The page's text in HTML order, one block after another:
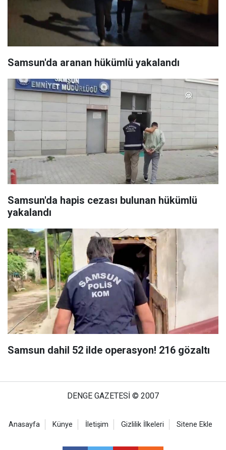
Samsun'da aranan hükümlü yakalandı
Samsun'da hapis cezası bulunan hükümlü
yakalandı
Samsun dahil 52 ilde operasyon! 216 gözaltı
DENGE GAZETESİ © 2007
Anasayfa Künye İletişim Gizlilik İlkeleri Sitene Ekle